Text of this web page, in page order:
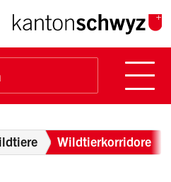
Kanton
Breadcrumb
Wildtierkorridore